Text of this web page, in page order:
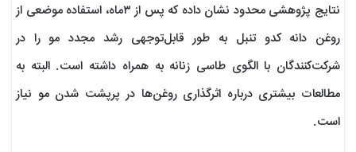
نتایج پژوهشی محدود نشان داده که پس از ۳ماه، استفاده موضعی از
روغن دانه کدو تنبل به طور قابل‌توجهی رشد مجدد مو را در
شرکت‌کنندگان با الگوی طاسی زنانه به همراه داشته است. البته به
مطالعات بیشتری درباره اثرگذاری روغن‌ها در پرپشت شدن مو نیاز
است.